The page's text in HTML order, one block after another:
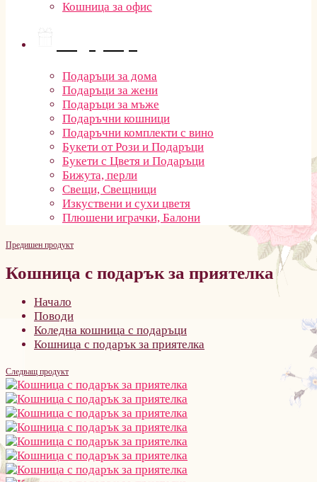
Кошница за офис
Подаръци за дома
Подаръци за жени
Подаръци за мъже
Подаръчни кошници
Подаръчни комплекти с вино
Букети от Рози и Подаръци
Букети с Цветя и Подаръци
Бижута, перли
Свещи, Свещници
Изкуствени и сухи цветя
Плюшени играчки, Балони
Предишен продукт
Кошница с подарък за приятелка
Начало
Поводи
Коледна кошница с подаръци
Кошница с подарък за приятелка
Следващ продукт